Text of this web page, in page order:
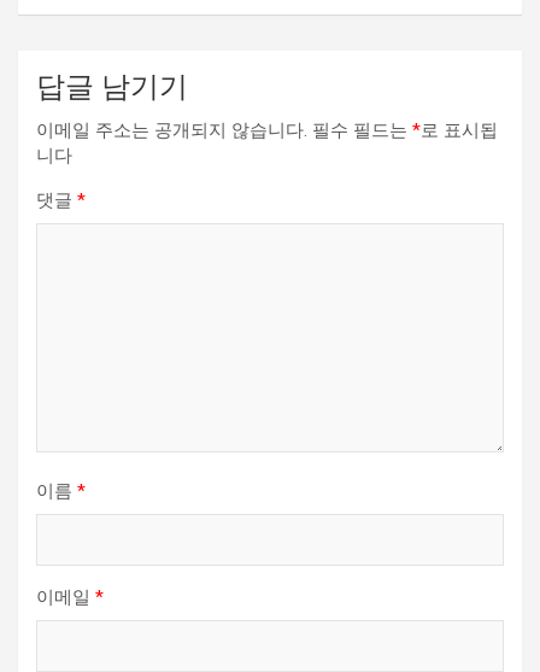
이
답글 남기기
이메일 주소는 공개되지 않습니다. 필수 필드는 *로 표시됩
니다
댓글 *
이름 *
이메일 *